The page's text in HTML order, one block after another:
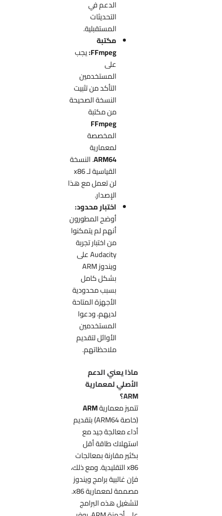
الدعم في
التحديثات
المستقبلية.
مكتبة
FFmpeg:يجب
على
المستخدمين
التأكد من تثبيت
النسخة الصحيحة
من مكتبة
FFmpeg
المخصصة
لمعمارية
ARM64. النسخة
القياسية لـ x86
لن تعمل مع هذا
الإصدار.
اختبار محدود:
أوضح المطورون
أنهم لم يتمكنوا
من اختبار تجربة
Audacity على
ويندوز ARM
بشكل كامل
بسبب محدودية
الأجهزة المتاحة
لديهم، ودعوا
المستخدمين
الأوائل لتقديم
ملاحظاتهم.
ماذا يعني الدعم
الأصلي لمعمارية
ARM؟
تتميز معماريةARM
(خاصة ARM64) بتقديم
أداء معالجة جيد مع
استهلاك طاقة أقل
بكثير مقارنة بمعالجات
x86 التقليدية. ومع ذلك،
فإن غالبية برامج ويندوز
مصممة لمعمارية x86.
لتشغيل هذه البرامج